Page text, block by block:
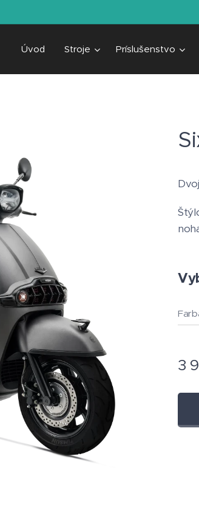
Úvod Stroje Príslušenstvo
3